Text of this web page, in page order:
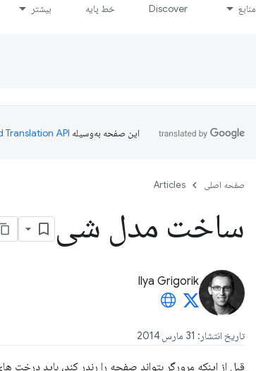
منابع Discover خط پایه بیشتر
این صفحه به‌وسیله
صفحه اصلی Articles
ساخت مدل شی
Ilya Grigorik
تاریخ انتشار: 31 مارس 2014